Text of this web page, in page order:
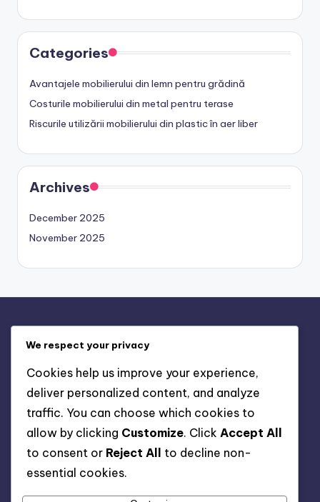
Categories
Avantajele mobilierului din lemn pentru grădină
Costurile mobilierului din metal pentru terase
Riscurile utilizării mobilierului din plastic în aer liber
Archives
December 2025
November 2025
Who We Are
Get in Touch
Terms and conditions
Data Protection Policy
We respect your privacy
Cookies help us improve your experience,
deliver personalized content, and analyze
traffic. You can choose which cookies to
allow by clicking Customize. Click Accept All
to consent or Reject All
to decline non-
essential cookies.